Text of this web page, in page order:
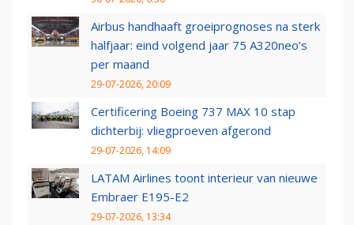
Airbus handhaaft groeiprognoses na sterk
halfjaar: eind volgend jaar 75 A320neo’s
per maand
29-07-2026, 20:09
Certificering Boeing 737 MAX 10 stap
dichterbij: vliegproeven afgerond
29-07-2026, 14:09
LATAM Airlines toont interieur van nieuwe
Embraer E195-E2
29-07-2026, 13:34